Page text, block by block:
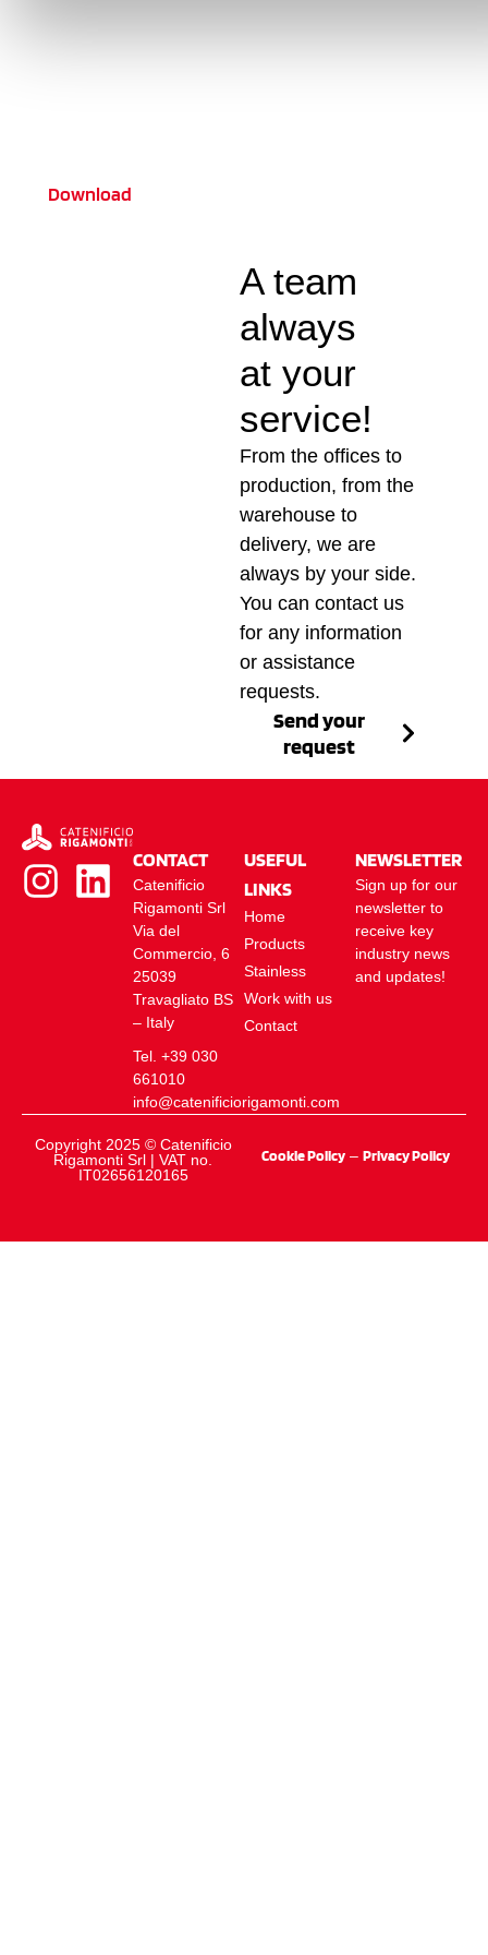
Download the
Download
A team
always
at your
service!
From the offices to
production, from the
warehouse to
delivery, we are
always by your side.
You can contact us
for any information
or assistance
requests.
Send your
request
CONTACT
Catenificio
Rigamonti Srl
Via del
Commercio, 6
25039
Travagliato BS
– Italy
Tel. +39 030
661010
info@catenificiorigamonti.com
USEFUL
LINKS
Home
Products
Stainless
Work with us
Contact
NEWSLETTER
Sign up for our
newsletter to
receive key
industry news
and updates!
Copyright 2025 © Catenificio
Rigamonti Srl | VAT no.
IT02656120165
Cookie Policy– Privacy Policy